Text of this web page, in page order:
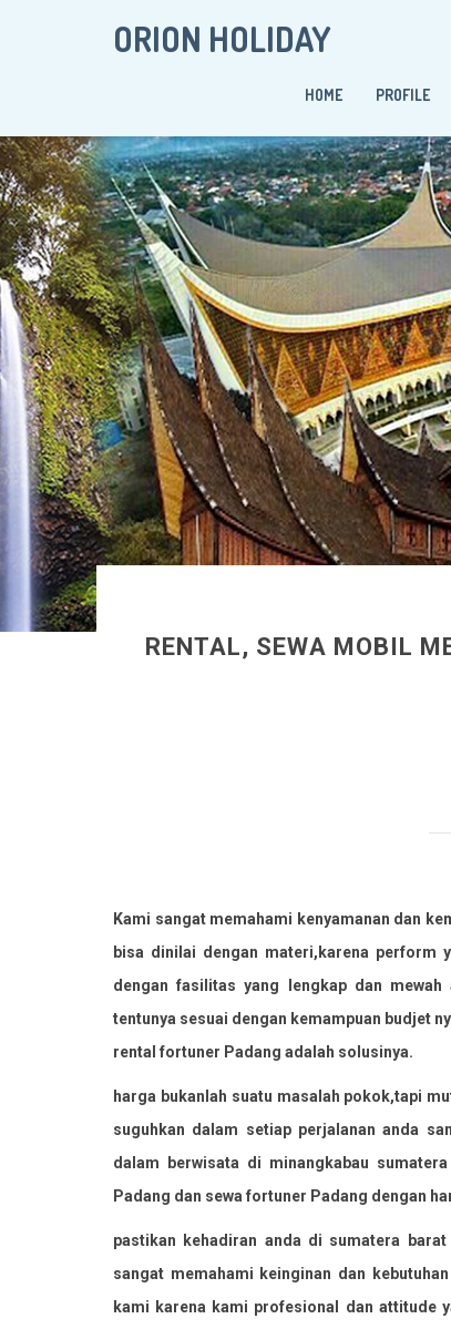
ORION HOLIDAY
HOME PROFILE
RENTAL, SEWA MOBIL
Kami sangat memahami kenyamanan dan
bisa dinilai dengan materi,karena perform
dengan fasilitas yang lengkap dan
tentunya sesuai dengan kemampuan budjet
rental fortuner Padang adalah solusinya.
harga bukanlah suatu masalah pokok,tapi
suguhkan dalam setiap perjalanan anda
dalam berwisata di minangkabau
Padang dan sewa fortuner Padang dengan
pastikan kehadiran anda di sumatera
sangat memahami keinginan dan
kami karena kami profesional dan attitude